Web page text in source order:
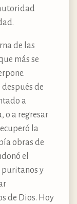
de las
más se
de
a
o a regresar
la
obras de
el
puritanos y
de Dios. Hoy